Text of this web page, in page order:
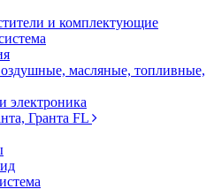
и комплектующие
масляные, топливные,
электроника
Гранта FL